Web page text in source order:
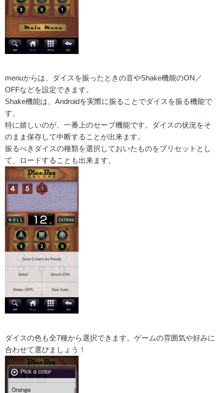
menuからは、ダイスを振ったときの音やShake機能のON／
OFFなどを設定できます。
Shake機能は、Androidを実際に振ることでダイスを振る機能で
す。
特に嬉しいのが、一番上のセーブ機能です。ダイスの状況をそ
のまま保存して中断することが出来ます。
振るべきダイスの種類を選択しておいたものをプリセットとし
て、ロードすることも出来ます。
ダイスの色も全7種から選択できます。ゲームの雰囲気や好みに
合わせて選びましょう！